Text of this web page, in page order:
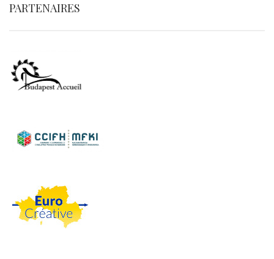
PARTENAIRES